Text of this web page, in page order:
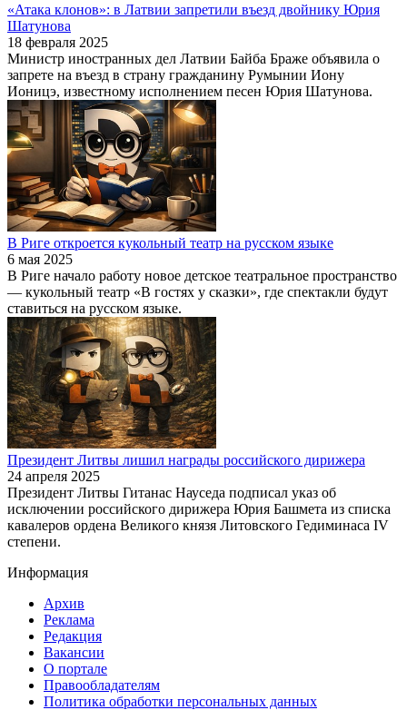
«Атака клонов»: в Латвии запретили въезд двойнику Юрия
Шатунова
18 февраля 2025
Министр иностранных дел Латвии Байба Браже объявила о
запрете на въезд в страну гражданину Румынии Иону
Ионицэ, известному исполнением песен Юрия Шатунова.
В Риге откроется кукольный театр на русском языке
6 мая 2025
В Риге начало работу новое детское театральное пространство
— кукольный театр «В гостях у сказки», где спектакли будут
ставиться на русском языке.
Президент Литвы лишил награды российского дирижера
24 апреля 2025
Президент Литвы Гитанас Науседа подписал указ об
исключении российского дирижера Юрия Башмета из списка
кавалеров ордена Великого князя Литовского Гедиминаса IV
степени.
Информация
Архив
Реклама
Редакция
Вакансии
О портале
Правообладателям
Политика обработки персональных данных